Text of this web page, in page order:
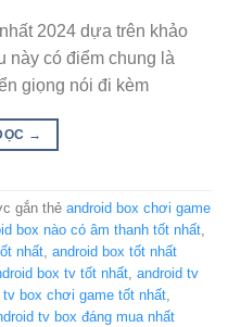
2024 dựa trên khảo
này có điểm chung là
giọng nói đi kèm
→
gắn thẻ android box chơi game
box nào có âm thanh tốt nhất,
nhất, android box tốt nhất
box tv tốt nhất, android tv
tv box chơi game tốt nhất,
tv box đáng mua nhất